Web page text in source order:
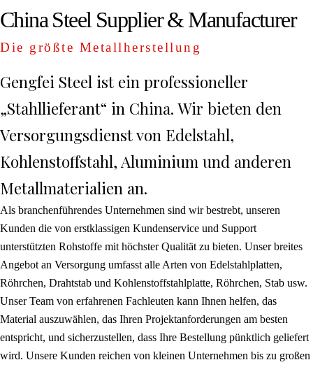
China Steel Supplier & Manufacturer
Die größte Metallherstellung
Gengfei Steel ist ein professioneller
„Stahllieferant“ in China. Wir bieten den
Versorgungsdienst von Edelstahl,
Kohlenstoffstahl, Aluminium und anderen
Metallmaterialien an.
Als branchenführendes Unternehmen sind wir bestrebt, unseren
Kunden die von erstklassigen Kundenservice und Support
unterstützten Rohstoffe mit höchster Qualität zu bieten. Unser breites
Angebot an Versorgung umfasst alle Arten von Edelstahlplatten,
Röhrchen, Drahtstab und Kohlenstoffstahlplatte, Röhrchen, Stab usw.
Unser Team von erfahrenen Fachleuten kann Ihnen helfen, das
Material auszuwählen, das Ihren Projektanforderungen am besten
entspricht, und sicherzustellen, dass Ihre Bestellung pünktlich geliefert
wird. Unsere Kunden reichen von kleinen Unternehmen bis zu großen